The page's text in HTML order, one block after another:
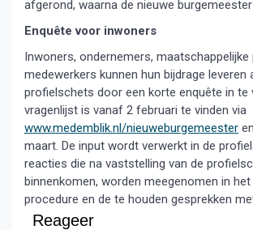
afgerond, waarna de nieuwe
Enquête voor inwoners
Inwoners, ondernemers, maatschappelijke
medewerkers kunnen hun bijdrage leveren
profielschets door een korte enquête in te
vragenlijst is vanaf 2 februari te vinden via
www.medemblik.nl/nieuweburgemeester
maart. De input wordt verwerkt in de
reacties die na vaststelling van de
binnenkomen, worden meegenomen in
procedure en de te houden gesprekken
Reageer